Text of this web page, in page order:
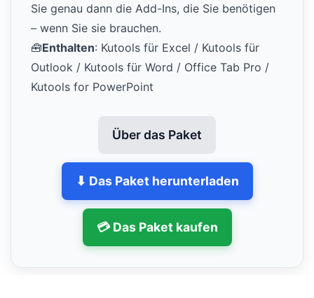
Sie genau dann die Add-Ins, die Sie benötigen
– wenn Sie sie brauchen.
🧰Enthalten: Kutools für Excel / Kutools für
Outlook / Kutools für Word / Office Tab Pro /
Kutools for PowerPoint
Über das Paket
⬇ Das Paket herunterladen
💳 Das Paket kaufen